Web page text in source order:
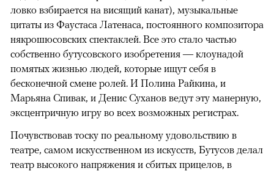
ловко взбирается на висящий канат), музыкальные
цитаты из Фаустаса Латенаса, постоянного композитора
някрошюсовских спектаклей. Все это стало частью
собственно бутусовского изобретения — клоунадой
помятых жизнью людей, которые ищут себя в
бесконечной смене ролей. И Полина Райкина, и
Марьяна Спивак, и Денис Суханов ведут эту манерную,
эксцентричную игру во всех возможных регистрах.
Почувствовав тоску по реальному удовольствию в
театре, самом искусственном из искусств, Бутусов делал
театр высокого напряжения и сбитых прицелов, в